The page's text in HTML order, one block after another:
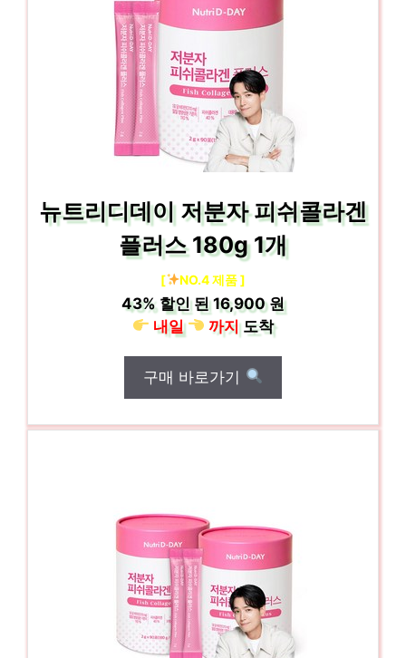
뉴트리디데이 저분자 피쉬콜라겐
플러스 180g 1개
[ NO.4 제품 ]
43% 할인 된16,900 원
내일
까지도착
구매 바로가기